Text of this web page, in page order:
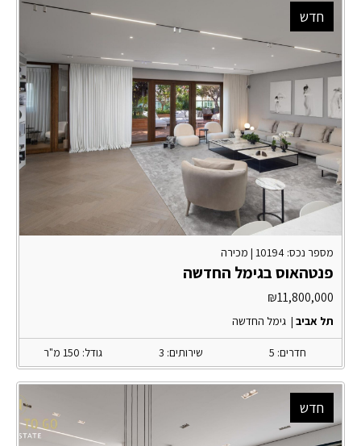
חדש
מספר נכס: 10194 | מכירה
פנטהאוס בגימל החדשה
₪11,800,000
תל אביב | גימל החדשה
חדרים: 5 שירותים: 3 גודל: 150 מ"ר
חדש